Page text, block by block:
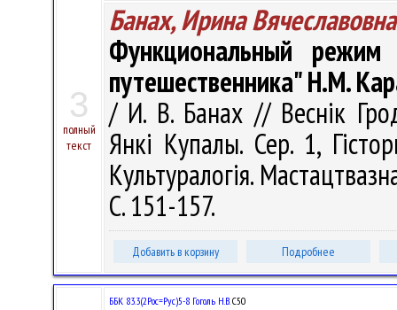
3
полный
текст
Банах, Ирина Вячеславовна
Функциональный режим
путешественника" Н.М.
/ И. В. Банах // Веснік
Янкі Купалы. Сер. 1,
Культуралогія.
С. 151-157.
Добавить в корзину Подробнее
ББК 83.3(2Рос=Рус)5-8 Гоголь Н.В.С50